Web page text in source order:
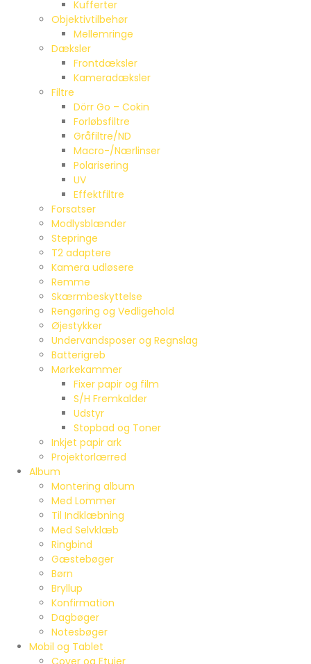
Kufferter
Objektivtilbehør
Mellemringe
Dæksler
Frontdæksler
Kameradæksler
Filtre
Dörr Go – Cokin
Forløbsfiltre
Gråfiltre/ND
Macro-/Nærlinser
Polarisering
UV
Effektfiltre
Forsatser
Modlysblænder
Stepringe
T2 adaptere
Kamera udløsere
Remme
Skærmbeskyttelse
Rengøring og Vedligehold
Øjestykker
Undervandsposer og Regnslag
Batterigreb
Mørkekammer
Fixer papir og film
S/H Fremkalder
Udstyr
Stopbad og Toner
Inkjet papir ark
Projektorlærred
Album
Montering album
Med Lommer
Til Indklæbning
Med Selvklæb
Ringbind
Gæstebøger
Børn
Bryllup
Konfirmation
Dagbøger
Notesbøger
Mobil og Tablet